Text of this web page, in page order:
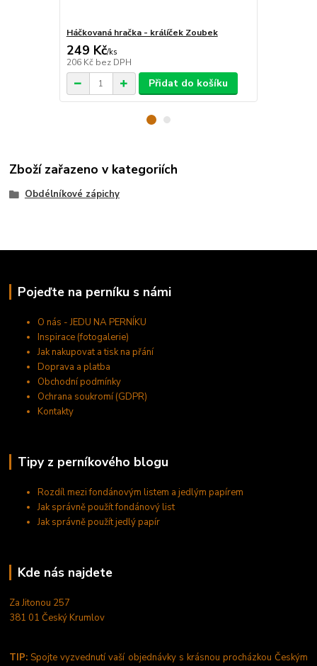
Háčkovaná hračka - králíček Zoubek
249 Kč/ks
206 Kč bez DPH
Přidat do košíku
Zboží zařazeno v kategoriích
Obdélníkové zápichy
Pojeďte na perníku s námi
O nás - JEDU NA PERNÍKU
Inspirace (fotogalerie)
Jak nakupovat a tisk na přání
Doprava a platba
Obchodní podmínky
Ochrana soukromí (GDPR)
Kontakty
Tipy z perníkového blogu
Rozdíl mezi fondánovým listem a jedlým papírem
Jak správně použít fondánový list
Jak správně použít jedlý papír
Kde nás najdete
Za Jitonou 257
381 01 Český Krumlov
TIP: Spojte vyzvednutí vaší objednávky s krásnou procházkou Českým